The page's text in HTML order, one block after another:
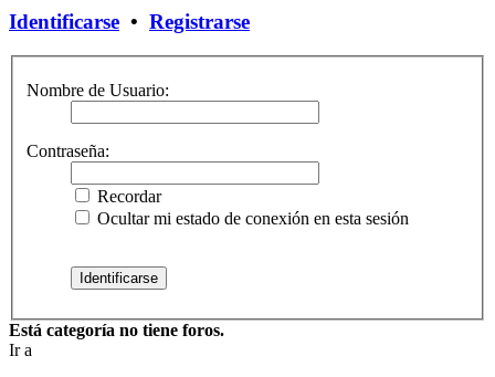
Identificarse • Registrarse
Nombre de Usuario:
Contraseña:
Recordar
Ocultar mi estado de conexión en esta sesión
Está categoría no tiene foros.
Ir a